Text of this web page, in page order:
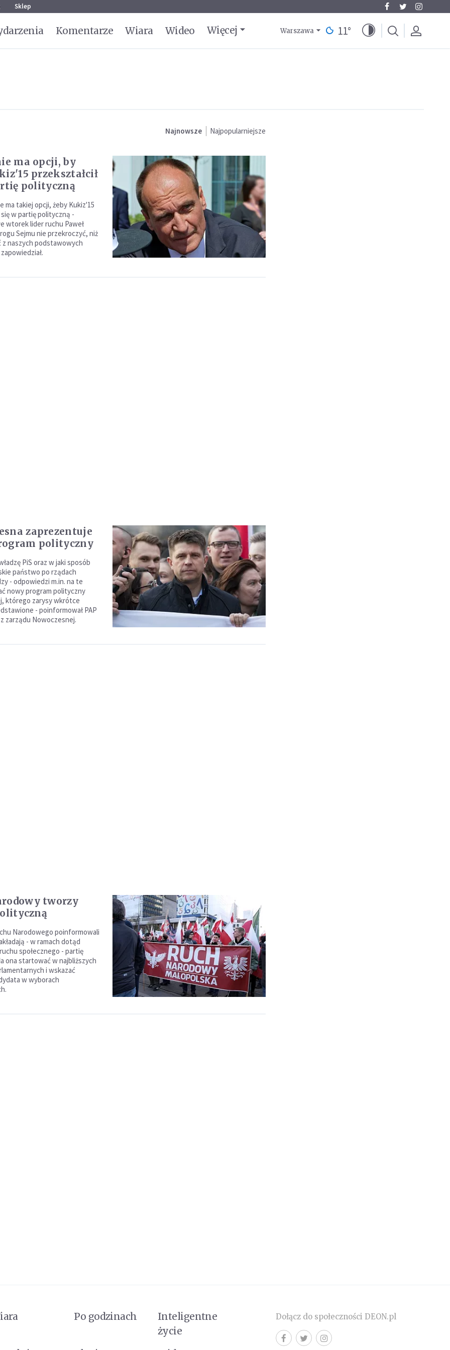
Sklep
Komentarze Wiara Wideo Więcej Warszawa 11°
Najnowsze Najpopularniejsze
ma opcji, by
przekształcił
polityczną
ma takiej opcji, żeby Kukiz'15
się w partię polityczną -
wtorek lider ruchu Paweł
Sejmu nie przekroczyć, niż
z naszych podstawowych
zaprezentuje
polityczny
PiS oraz w jaki sposób
państwo po rządach
- odpowiedzi m.in. na te
nowy program polityczny
którego zarysy wkrótce
- poinformował PAP
z zarządu Nowoczesnej.
tworzy
Narodowego poinformowali
- w ramach dotąd
społecznego - partię
ona startować w najbliższych
i wskazać
w wyborach
Po godzinach
Inteligentne
życie
Dołącz do społeczności DEON.pl